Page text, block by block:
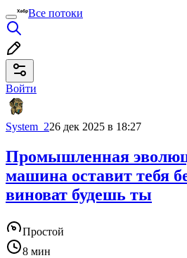
Все потоки
Войти
System_226 дек 2025 в 18:27
Промышленная
машина оставит тебя
виноват будешь ты
Простой
8 мин